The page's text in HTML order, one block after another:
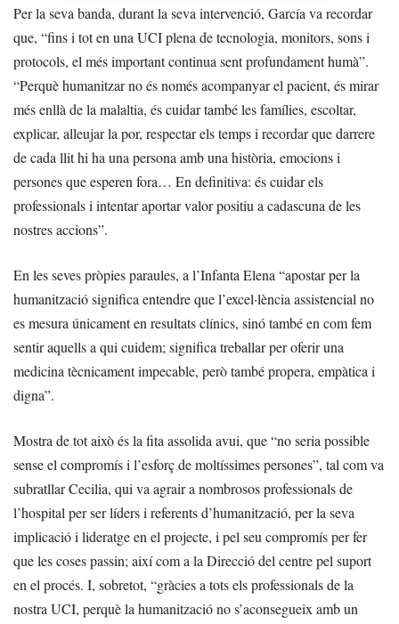
Per la seva banda, durant la seva intervenció, García va recordar
que, “fins i tot en una UCI plena de tecnologia, monitors, sons i
protocols, el més important continua sent profundament humà”.
“Perquè humanitzar no és només acompanyar el pacient, és mirar
més enllà de la malaltia, és cuidar també les famílies, escoltar,
explicar, alleujar la por, respectar els temps i recordar que darrere
de cada llit hi ha una persona amb una història, emocions i
persones que esperen fora… En definitiva: és cuidar els
professionals i intentar aportar valor positiu a cadascuna de les
nostres accions”.
En les seves pròpies paraules, a l’Infanta Elena “apostar per la
humanització significa entendre que l’excel·lència assistencial no
es mesura únicament en resultats clínics, sinó també en com fem
sentir aquells a qui cuidem; significa treballar per oferir una
medicina tècnicament impecable, però també propera, empàtica i
digna”.
Mostra de tot això és la fita assolida avui, que “no seria possible
sense el compromís i l’esforç de moltíssimes persones”, tal com va
subratllar Cecilia, qui va agrair a nombrosos professionals de
l’hospital per ser líders i referents d’humanització, per la seva
implicació i lideratge en el projecte, i pel seu compromís per fer
que les coses passin; així com a la Direcció del centre pel suport
en el procés. I, sobretot, “gràcies a tots els professionals de la
nostra UCI, perquè la humanització no s’aconsegueix amb un